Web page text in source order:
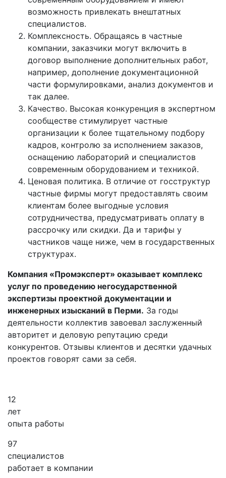
возможность привлекать внештатных
специалистов.
Комплексность. Обращаясь в частные
компании, заказчики могут включить в
договор выполнение дополнительных работ,
например, дополнение документационной
части формулировками, анализ документов и
так далее.
Качество. Высокая конкуренция в экспертном
сообществе стимулирует частные
организации к более тщательному подбору
кадров, контролю за исполнением заказов,
оснащению лабораторий и специалистов
современным оборудованием и техникой.
Ценовая политика. В отличие от госструктур
частные фирмы могут предоставлять своим
клиентам более выгодные условия
сотрудничества, предусматривать оплату в
рассрочку или скидки. Да и тарифы у
частников чаще ниже, чем в государственных
структурах.
Компания «Промэксперт» оказывает комплекс
услуг по проведению негосударственной
экспертизы проектной документации и
инженерных изысканий в Перми. За годы
деятельности коллектив завоевал заслуженный
авторитет и деловую репутацию среди
конкурентов. Отзывы клиентов и десятки удачных
проектов говорят сами за себя.
12
лет
опыта работы
97
специалистов
работает в компании